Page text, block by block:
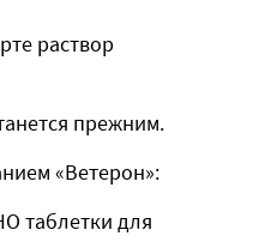
раствор
прежним.
«Ветерон»:
таблетки для